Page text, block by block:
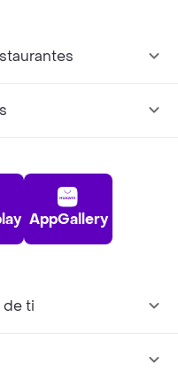
AppGallery
de ti